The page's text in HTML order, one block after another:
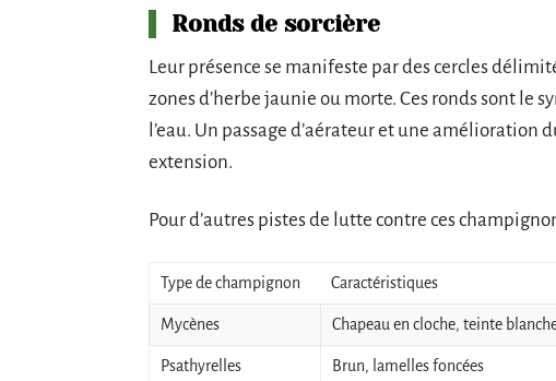
Ronds de sorcière
Leur présence se manifeste par des cercles
zones d’herbe jaunie ou morte. Ces ronds sont le
l’eau. Un passage d’aérateur et une
extension.
Pour d’autres pistes de lutte contre ces
Type de champignon Caractéristiques
Mycènes Chapeau en cloche, teinte
Psathyrelles Brun, lamelles foncées